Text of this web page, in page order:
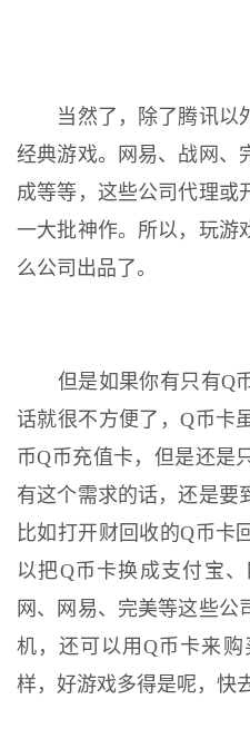
当然了，除了腾讯以
经典游戏。网易、战网、
成等等，这些公司代理或
一大批神作。所以，玩游
么公司出品了。
但是如果你有只有Q币
话就很不方便了，Q币卡
币Q币充值卡，但是还是
有这个需求的话，还是要
比如打开财回收的Q币卡
以把Q币卡换成支付宝
网、网易、完美等这些公
机，还可以用Q币卡来购
样，好游戏多得是呢，快